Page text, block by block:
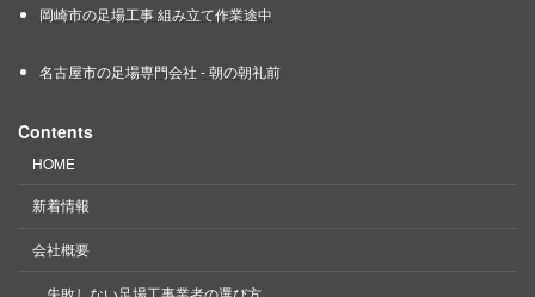
岡崎市の足場工事 組み立て作業途中
名古屋市の足場専門会社 - 朝の朝礼前
Contents
HOME
新着情報
会社概要
失敗しない足場工事業者の選び方